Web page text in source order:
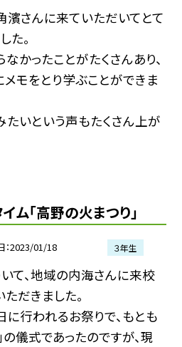
濱さんに来ていただいてとて
た。
かったことがたくさんあり、
モをとり学ぶことができま
たいという声もたくさん上が
「高野の火まつり」
2023/01/18 ３年生
いて、地域の内海さんに来校
だきました。
行われるお祭りで、もとも
儀式であったのですが、現